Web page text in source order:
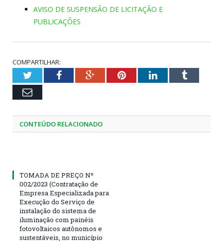
AVISO DE SUSPENSÃO DE LICITAÇÃO E
PUBLICAÇÕES
COMPARTILHAR:
TwitterFacebookGoogle+PinterestLinkedInTumblr
Email
CONTEÚDO RELACIONADO
TOMADA DE PREÇO Nº
002/2023 (Contratação de
Empresa Especializada para
Execução do Serviço de
instalação do sistema de
iluminação com painéis
fotovoltaicos autônomos e
sustentáveis, no município